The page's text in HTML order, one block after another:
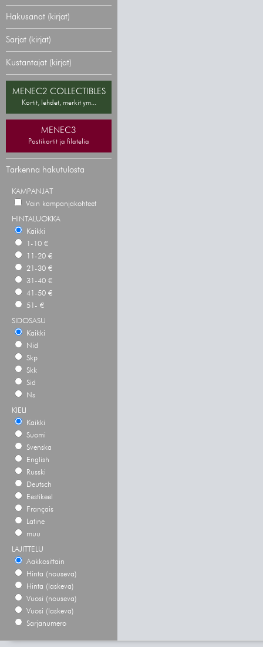
Hakusanat (kirjat)
Sarjat (kirjat)
Kustantajat (kirjat)
MENEC2 COLLECTIBLES
Kortit, lehdet, merkit ym...
MENEC3
Postikortit ja filatelia
Tarkenna hakutulosta
KAMPANJAT
Vain kampanjakohteet
HINTALUOKKA
Kaikki
1-10 €
11-20 €
21-30 €
31-40 €
41-50 €
51- €
SIDOSASU
Kaikki
Nid
Skp
Skk
Sid
Ns
KIELI
Kaikki
Suomi
Svenska
English
Russki
Deutsch
Eestikeel
Français
Latine
muu
LAJITTELU
Aakkosittain
Hinta (nouseva)
Hinta (laskeva)
Vuosi (nouseva)
Vuosi (laskeva)
Sarjanumero